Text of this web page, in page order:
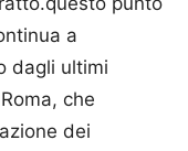
a
dagli ultimi
che
dei